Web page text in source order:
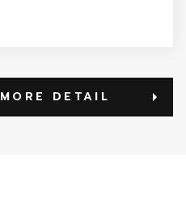
MORE DETAIL